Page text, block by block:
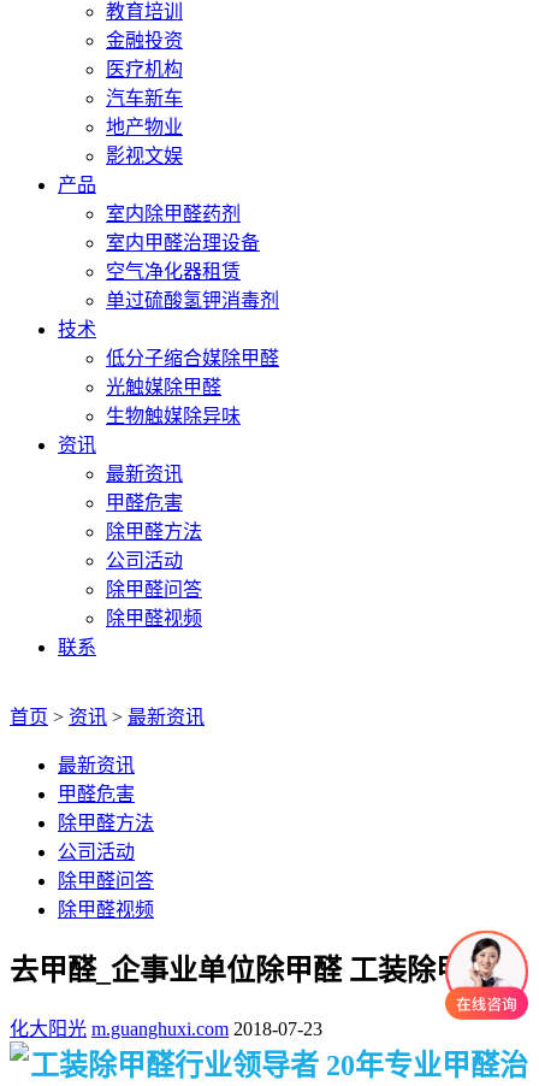
教育培训
金融投资
医疗机构
汽车新车
地产物业
影视文娱
产品
室内除甲醛药剂
室内甲醛治理设备
空气净化器租赁
单过硫酸氢钾消毒剂
技术
低分子缩合媒除甲醛
光触媒除甲醛
生物触媒除异味
资讯
最新资讯
甲醛危害
除甲醛方法
公司活动
除甲醛问答
除甲醛视频
联系
首页 > 资讯 > 最新资讯
最新资讯
甲醛危害
除甲醛方法
公司活动
除甲醛问答
除甲醛视频
去甲醛_企事业单位除甲醛 工装除甲醛
化大阳光 m.guanghuxi.com 2018-07-23